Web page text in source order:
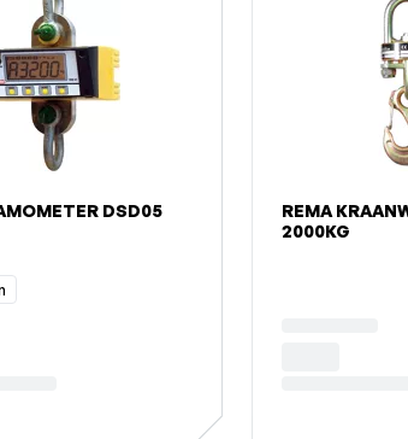
DSD05
REMA
2000KG